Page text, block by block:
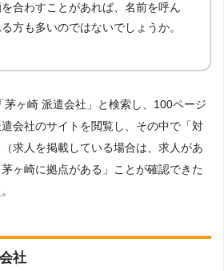
合わすことがあれば、名前を呼ん
方も多いのではないでしょうか。
ヶ崎 派遣会社」と検索し、100ページ
会社のサイトを閲覧し、その中で「対
求人を掲載している場合は、求人があ
ヶ崎に拠点がある」ことが確認できた
社